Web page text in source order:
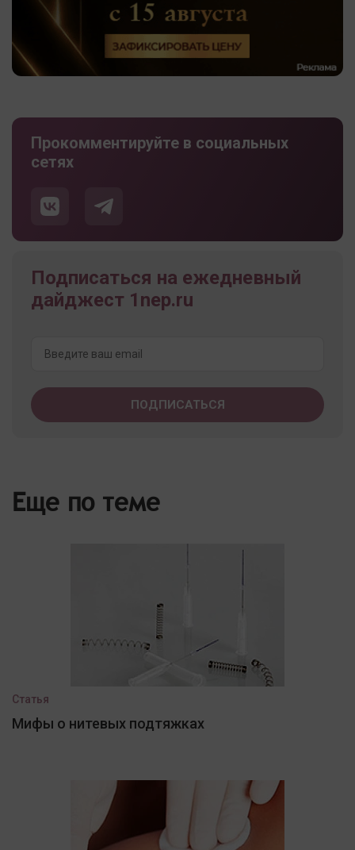
Прокомментируйте в социальных
сетях
Подписаться на ежедневный
дайджест 1nep.ru
Еще по теме
Статья
Мифы о нитевых подтяжках